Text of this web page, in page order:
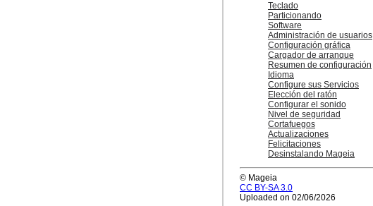
Teclado
Particionando
Software
Administración de usuarios
Configuración gráfica
Cargador de arranque
Resumen de configuración
Idioma
Configure sus Servicios
Elección del ratón
Configurar el sonido
Nivel de seguridad
Cortafuegos
Actualizaciones
Felicitaciones
Desinstalando Mageia
© Mageia
CC BY-SA 3.0
Uploaded on 02/06/2026